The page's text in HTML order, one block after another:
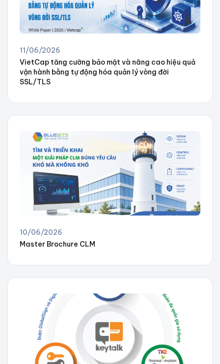
11/06/2026
VietCap tăng cường bảo mật và nâng cao hiệu quả
vận hành bằng tự động hóa quản lý vòng đời
SSL/TLS
10/06/2026
Master Brochure CLM